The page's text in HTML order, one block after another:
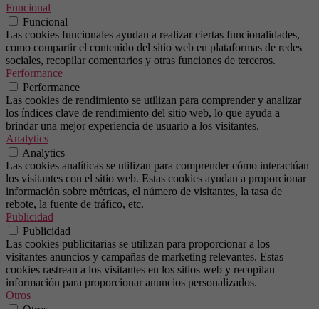
Funcional
Funcional
Las cookies funcionales ayudan a realizar ciertas funcionalidades,
como compartir el contenido del sitio web en plataformas de redes
sociales, recopilar comentarios y otras funciones de terceros.
Performance
Performance
Las cookies de rendimiento se utilizan para comprender y analizar
los índices clave de rendimiento del sitio web, lo que ayuda a
brindar una mejor experiencia de usuario a los visitantes.
Analytics
Analytics
Las cookies analíticas se utilizan para comprender cómo interactúan
los visitantes con el sitio web. Estas cookies ayudan a proporcionar
información sobre métricas, el número de visitantes, la tasa de
rebote, la fuente de tráfico, etc.
Publicidad
Publicidad
Las cookies publicitarias se utilizan para proporcionar a los
visitantes anuncios y campañas de marketing relevantes. Estas
cookies rastrean a los visitantes en los sitios web y recopilan
información para proporcionar anuncios personalizados.
Otros